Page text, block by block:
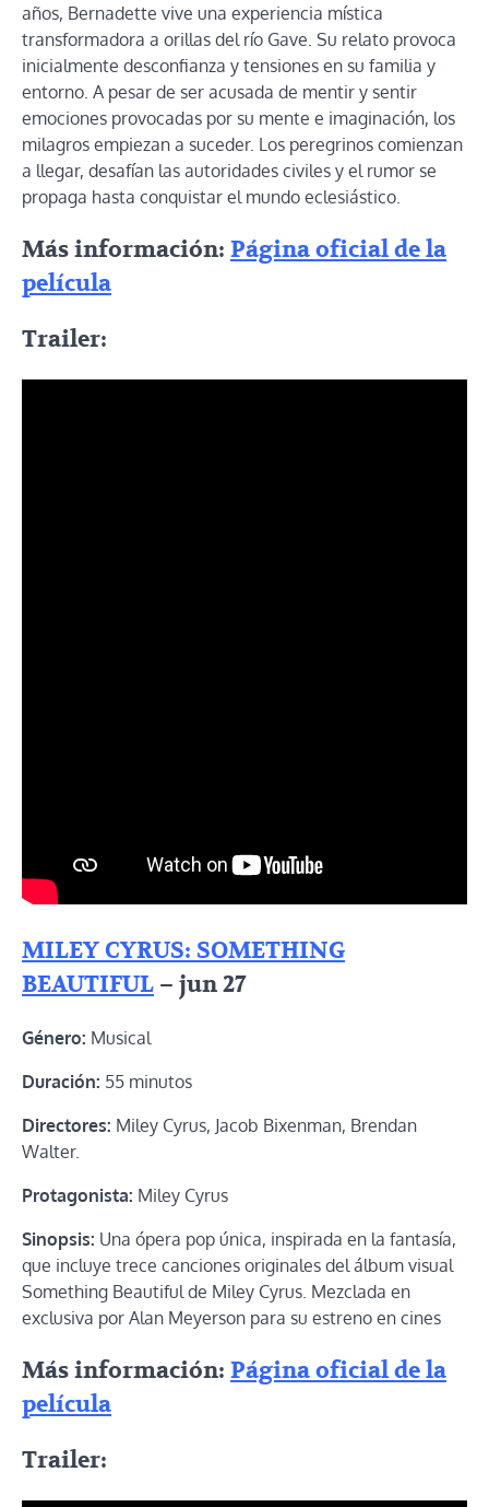
años, Bernadette vive una experiencia mística
transformadora a orillas del río Gave. Su relato provoca
inicialmente desconfianza y tensiones en su familia y
entorno. A pesar de ser acusada de mentir y sentir
emociones provocadas por su mente e imaginación, los
milagros empiezan a suceder. Los peregrinos comienzan
a llegar, desafían las autoridades civiles y el rumor se
propaga hasta conquistar el mundo eclesiástico.
Más información: Página oficial de la
película
Trailer:
MILEY CYRUS: SOMETHING
BEAUTIFUL – jun 27
Género: Musical
Duración: 55 minutos
Directores: Miley Cyrus, Jacob Bixenman, Brendan
Walter.
Protagonista: Miley Cyrus
Sinopsis: Una ópera pop única, inspirada en la fantasía,
que incluye trece canciones originales del álbum visual
Something Beautiful de Miley Cyrus. Mezclada en
exclusiva por Alan Meyerson para su estreno en cines
Más información: Página oficial de la
película
Trailer: